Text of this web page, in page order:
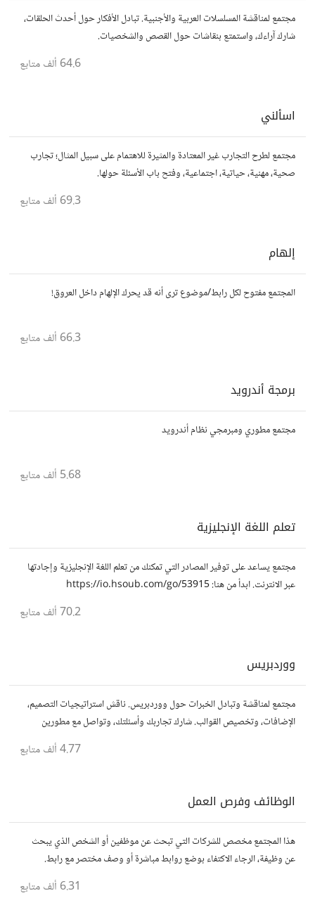
مجتمع لمناقشة المسلسلات العربية والأجنبية. تبادل الأفكار حول أحدث الحلقات،
شارك آراءك، واستمتع بنقاشات حول القصص والشخصيات.
64.6 ألف متابع
اسألني
مجتمع لطرح التجارب غير المعتادة والمثيرة للاهتمام على سبيل المثال؛ تجارب
صحية، مهنية، حياتية، اجتماعية، وفتح باب الأسئلة حولها.
69.3 ألف متابع
إلهام
المجتمع مفتوح لكل رابط/موضوع ترى أنه قد يحرك الإلهام داخل العروق!
66.3 ألف متابع
برمجة أندرويد
مجتمع مطوري ومبرمجي نظام أندرويد
5.68 ألف متابع
تعلم اللغة الإنجليزية
مجتمع يساعد على توفير المصادر التي تمكنك من تعلم اللغة الإنجليزية وإجادتها
عبر الانترنت. ابدأ من هنا: https://io.hsoub.com/go/53915
70.2 ألف متابع
ووردبريس
مجتمع لمناقشة وتبادل الخبرات حول ووردبريس. ناقش استراتيجيات التصميم،
الإضافات، وتخصيص القوالب. شارك تجاربك وأسئلتك، وتواصل مع مطورين
4.77 ألف متابع
الوظائف وفرص العمل
هذا المجتمع مخصص للشركات التي تبحث عن موظفين أو الشخص الذي يبحث
عن وظيفة، الرجاء الاكتفاء بوضع روابط مباشرة أو وصف مختصر مع رابط.
6.31 ألف متابع